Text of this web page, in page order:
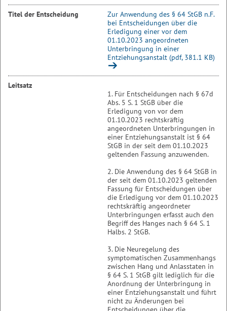
Titel der Entscheidung
Zur Anwendung des § 64 StGB n.F.
bei Entscheidungen über die
Erledigung einer vor dem
01.10.2023 angeordneten
Unterbringung in einer
Entziehungsanstalt (pdf, 381.1 KB)
Leitsatz
1. Für Entscheidungen nach § 67d
Abs. 5 S. 1 StGB über die
Erledigung von vor dem
01.10.2023 rechtskräftig
angeordneten Unterbringungen in
einer Entziehungsanstalt ist § 64
StGB in der seit dem 01.10.2023
geltenden Fassung anzuwenden.
2. Die Anwendung des § 64 StGB in
der seit dem 01.10.2023 geltenden
Fassung für Entscheidungen über
die Erledigung vor dem 01.10.2023
rechtskräftig angeordneter
Unterbringungen erfasst auch den
Begriff des Hanges nach § 64 S. 1
Halbs. 2 StGB.
3. Die Neuregelung des
symptomatischen Zusammenhangs
zwischen Hang und Anlasstaten in
§ 64 S. 1 StGB gilt lediglich für die
Anordnung der Unterbringung in
einer Entziehungsanstalt und führt
nicht zu Änderungen bei